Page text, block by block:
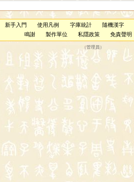
新手入門 使用凡例 字庫統計 隨機漢字
鳴謝
製作單位 私隱政策 免責聲明
（管理員 ）